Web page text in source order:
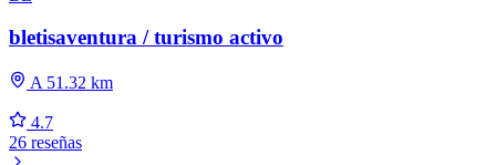
bletisaventura / turismo activo
A 51.32 km
4.7
26 reseñas